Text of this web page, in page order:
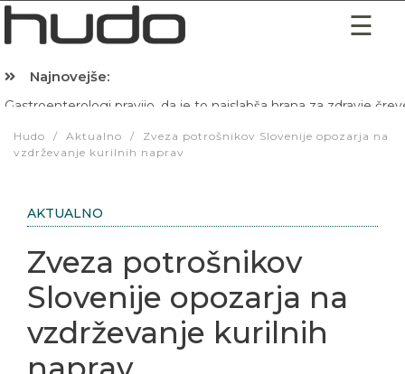
Najnovejše:
vzdrževanje kurilnih naprav
Zveza potrošnikov
Slovenije opozarja na
vzdrževanje kurilnih
naprav